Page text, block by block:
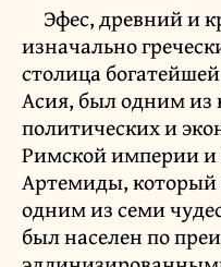
Эфес, древний и
изначально
столица
Асия, был одним из
политических и
Римской империи
Артемиды, который
одним из семи
был населен по